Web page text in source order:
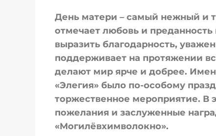
День матери – самый нежный и
отмечает любовь и
выразить благодарность,
поддерживает на протяжении
делают мир ярче и добрее.
«Элегия» было по-особому
торжественное мероприятие. В
пожелания и заслуженные
«Могилёвхимволокно».